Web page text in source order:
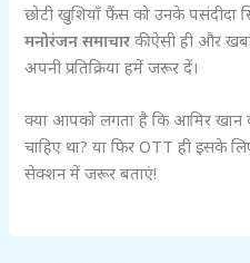
छोटी खुशियाँ फैंस को उनके पसंदीदा
मनोरंजन समाचार की ऐसी ही और
अपनी प्रतिक्रिया हमें जरूर दें।
क्या आपको लगता है कि आमिर खान
चाहिए था? या फिर OTT ही इसके
सेक्शन में जरूर बताएं!